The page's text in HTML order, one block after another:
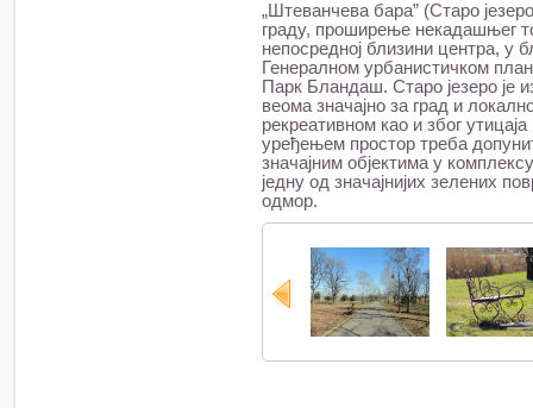
„Штеванчева бара” (Старо
граду, проширење некадашњег
непосредној близини центра, у
Генералном урбанистичком
Парк Бландаш. Старо језеро је
веома значајно за град и
рекреативном као и због
уређењем простор треба
значајним објектима у
једну од значајнијих зелених
одмор.